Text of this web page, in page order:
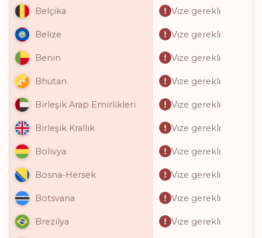
Belçika Vi̇ze gerekli̇
Belize Vi̇ze gerekli̇
Benin Vi̇ze gerekli̇
Bhutan Vi̇ze gerekli̇
Birleşik Arap Emirlikleri Vi̇ze gerekli̇
Birleşik Krallık Vi̇ze gerekli̇
Bolivya Vi̇ze gerekli̇
Bosna-Hersek Vi̇ze gerekli̇
Botsvana Vi̇ze gerekli̇
Brezilya Vi̇ze gerekli̇